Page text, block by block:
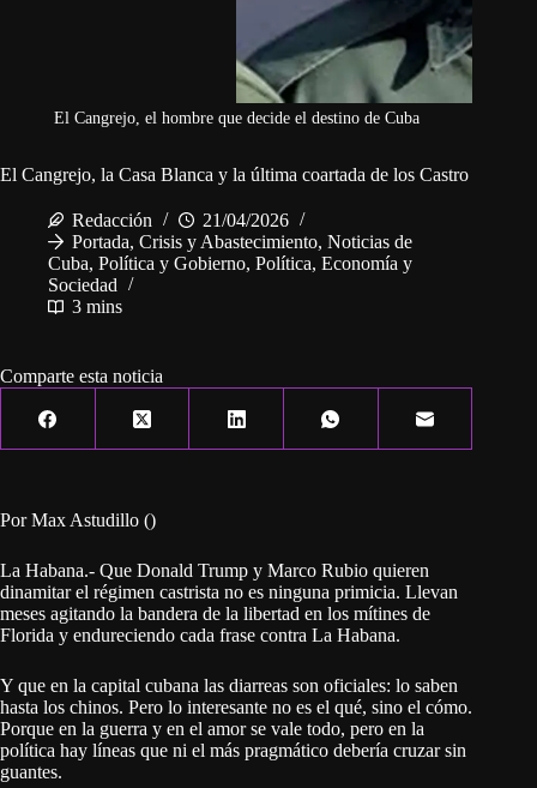
El Cangrejo, el hombre que decide el destino de Cuba
El Cangrejo, la Casa Blanca y la última coartada de los Castro
Redacción
21/04/2026
Portada, Crisis y Abastecimiento, Noticias de
Cuba, Política y Gobierno, Política, Economía y
Sociedad
3 mins
Comparte esta noticia
Por Max Astudillo ()
La Habana.- Que Donald Trump y Marco Rubio quieren
dinamitar el régimen castrista no es ninguna primicia. Llevan
meses agitando la bandera de la libertad en los mítines de
Florida y endureciendo cada frase contra La Habana.
Y que en la capital cubana las diarreas son oficiales: lo saben
hasta los chinos. Pero lo interesante no es el qué, sino el cómo.
Porque en la guerra y en el amor se vale todo, pero en la
política hay líneas que ni el más pragmático debería cruzar sin
guantes.